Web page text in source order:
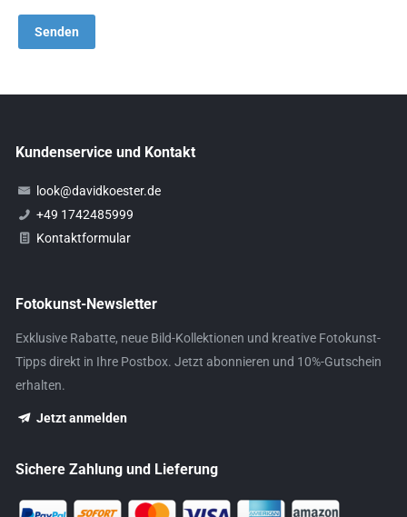
Kundenservice und Kontakt
look@davidkoester.de
+49 1742485999
Kontaktformular
Fotokunst-Newsletter
Exklusive Rabatte, neue Bild-Kollektionen und kreative Fotokunst-
Tipps direkt in Ihre Postbox. Jetzt abonnieren und 10%-Gutschein
erhalten.
Jetzt anmelden
Sichere Zahlung und Lieferung